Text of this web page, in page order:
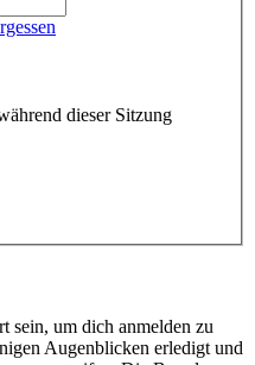
dieser Sitzung
sein, um dich anmelden zu
Augenblicken erledigt und